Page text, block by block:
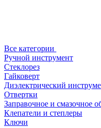
Все категории
Ручной инструмент
Стеклорез
Гайковерт
Диэлектрический
Отвертки
Заправочное и смазочное
Клепатели и степлеры
Ключи